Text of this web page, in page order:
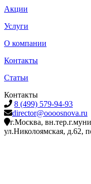
Акции
Услуги
О компании
Контакты
Статьи
Контакты
8 (499) 579-94-93
director@oooosnova.ru
г.Москва,
ул.Николоямская, д.62,